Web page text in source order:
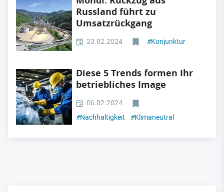
Russland führt zu
Umsatzrückgang
23.02.2024 #Konjunktur
Diese 5 Trends formen Ihr
betriebliches Image
06.02.2024
#Nachhaltigkeit #Klimaneutral